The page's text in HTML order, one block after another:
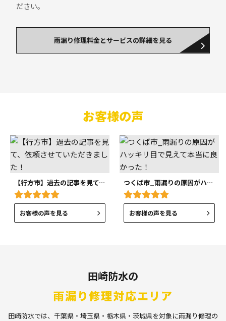
ださい。
雨漏り修理料金とサービスの詳細を見る
お客様の声
【行方市】過去の記事を見て、依頼させていただきました！
お客様の声を見る
つくば市_雨漏りの原因がハッキリ目で見えて本当に良かった！
お客様の声を見る
田崎防水の
雨漏り修理対応エリア
田崎防水では、千葉県・埼玉県・栃木県・茨城県を対象に雨漏り修理の